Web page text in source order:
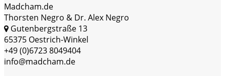
Madcham.de
Thorsten Negro & Dr. Alex Negro
Gutenbergstraße 13
65375 Oestrich-Winkel
+49 (0)6723 8049404
info@madcham.de